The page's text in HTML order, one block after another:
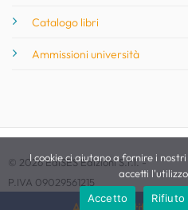
Catalogo libri
Ammissioni università
© 2026 EdiSES Edizioni S.r.l. -
P.IVA 09029561215
I cookie ci aiutano a fornire i
accetti
Accetto
Rifiuto